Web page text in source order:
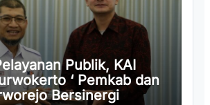
Publik, KAI
‘ Pemkab dan
Bersinergi